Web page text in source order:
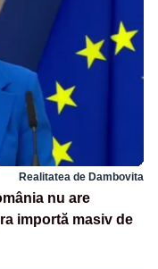
Realitatea de Dambovita
nu are
importă masiv de